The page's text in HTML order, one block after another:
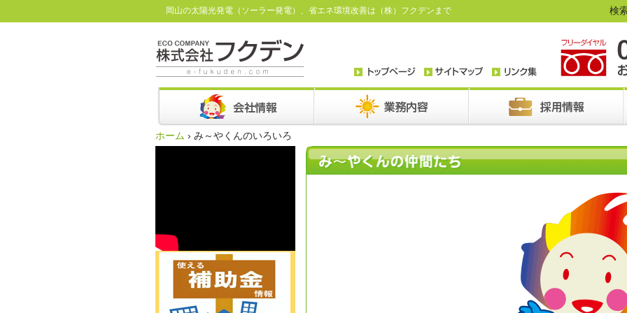
岡山の太陽光発電（ソーラー発電）、省エネ環境改善は（株）フクデンまで 検
ホーム › み～やくんのいろいろ